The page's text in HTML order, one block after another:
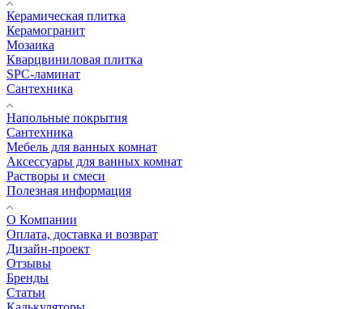
Керамическая плитка
Керамогранит
Мозаика
Кварцвиниловая плитка
SPC-ламинат
Сантехника
Напольные покрытия
Сантехника
Мебель для ванных комнат
Аксессуары для ванных комнат
Растворы и смеси
Полезная информация
О Компании
Оплата, доставка и возврат
Дизайн-проект
Отзывы
Бренды
Статьи